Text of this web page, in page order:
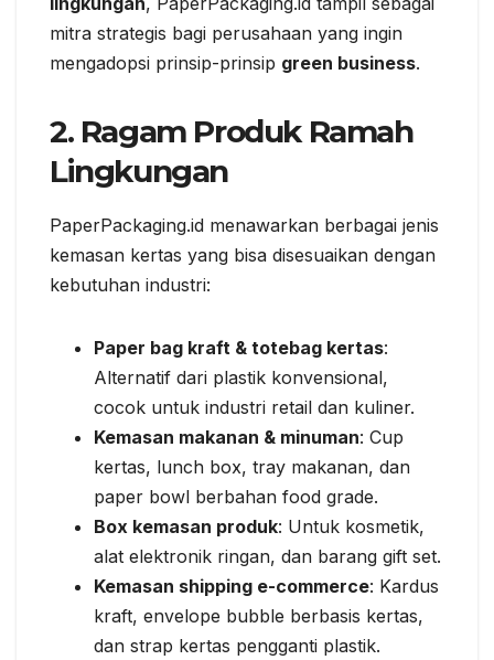
mitra strategis bagi perusahaan yang ingin
mengadopsi prinsip-prinsip green business.
2. Ragam Produk Ramah
Lingkungan
PaperPackaging.id menawarkan berbagai jenis
kemasan kertas yang bisa disesuaikan dengan
kebutuhan industri:
Paper bag kraft & totebag kertas:
Alternatif dari plastik konvensional,
cocok untuk industri retail dan kuliner.
Kemasan makanan & minuman: Cup
kertas, lunch box, tray makanan, dan
paper bowl berbahan food grade.
Box kemasan produk: Untuk kosmetik,
alat elektronik ringan, dan barang gift set.
Kemasan shipping e-commerce: Kardus
kraft, envelope bubble berbasis kertas,
dan strap kertas pengganti plastik.